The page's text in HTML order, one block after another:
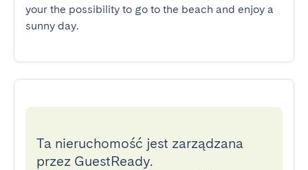
your the possibility to go to the beach and enjoy a
sunny day.
Ta nieruchomość jest zarządzana
przez GuestReady.